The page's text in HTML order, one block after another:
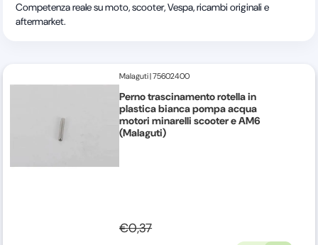
Competenza reale su moto, scooter, Vespa, ricambi originali e
aftermarket.
Malaguti|75602400
Perno trascinamento rotella in
plastica bianca pompa acqua
motori minarelli scooter e AM6
(Malaguti)
€0,37